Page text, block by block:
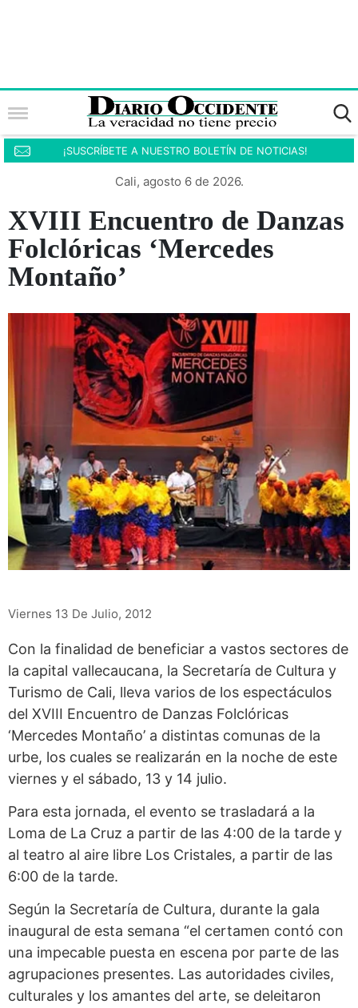
¡SUSCRÍBETE A NUESTRO BOLETÍN DE NOTICIAS!
Cali, agosto 6 de 2026.
XVIII Encuentro de Danzas
Folclóricas ‘Mercedes
Montaño’
Viernes 13 De Julio, 2012
Con la finalidad de beneficiar a vastos sectores de
la capital vallecaucana, la Secretaría de Cultura y
Turismo de Cali, lleva varios de los espectáculos
del XVIII Encuentro de Danzas Folclóricas
‘Mercedes Montaño’ a distintas comunas de la
urbe, los cuales se realizarán en la noche de este
viernes y el sábado, 13 y 14 julio.
Para esta jornada, el evento se trasladará a la
Loma de La Cruz a partir de las 4:00 de la tarde y
al teatro al aire libre Los Cristales, a partir de las
6:00 de la tarde.
Según la Secretaría de Cultura, durante la gala
inaugural de esta semana “el certamen contó con
una impecable puesta en escena por parte de las
agrupaciones presentes. Las autoridades civiles,
culturales y los amantes del arte, se deleitaron